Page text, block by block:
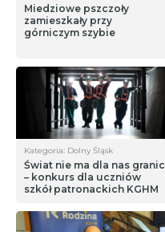
Miedziowe pszczoły
zamieszkały przy
górniczym szybie
Kategoria: Dolny Śląsk
Świat nie ma dla nas granic
– konkurs dla uczniów
szkół patronackich KGHM